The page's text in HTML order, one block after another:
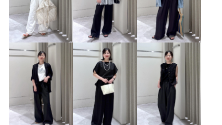
カットソー素材 カーディガン シンプル
シンプルなデザイン ジャケット ジョーゼット
スッキリ スッキリ見え セットアップ
セットアップ対象商品 デイリーで活躍 トップス
ドライ ドライタッチ ノースリーブ ヘルシー
上品 伸縮性 光沢感 別注アイテム 合わせやすい